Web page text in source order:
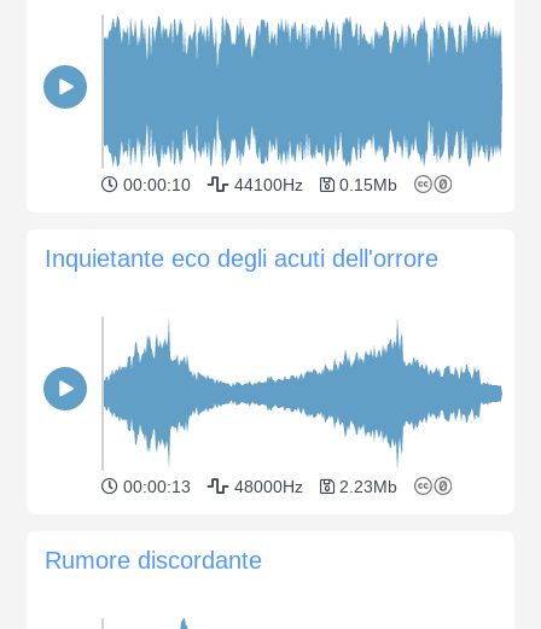
00:00:10 44100Hz 0.15Mb
Inquietante eco degli acuti dell'orrore
00:00:13 48000Hz 2.23Mb
Rumore discordante